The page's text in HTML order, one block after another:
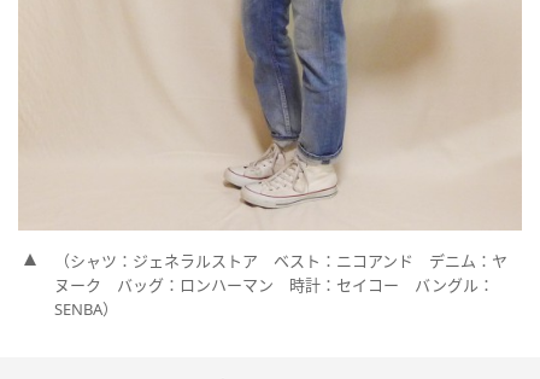
（シャツ：ジェネラルストア ベスト：ニコアンド デニム：ヤ
ヌーク バッグ：ロンハーマン 時計：セイコー バングル：
SENBA）